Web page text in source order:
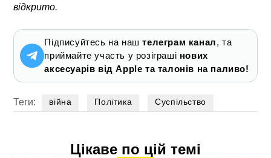
відкрито.
Підписуйтесь на наштелеграм канал, та
приймайте участь у розіграші нових
аксесуарів від Apple та талонів на паливо!
Теги: війна Політика Суспільство
Цікаве по цій темі